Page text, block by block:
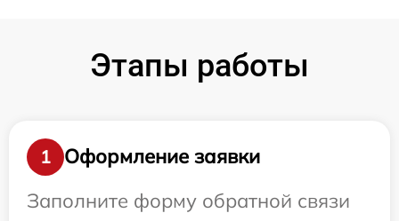
Этапы работы
1
Оформление заявки
Заполните форму обратной связи